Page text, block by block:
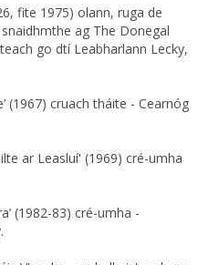
fite 1975) olann, ruga de
ag The Donegal
go dtí Leabharlann Lecky,
(1967) cruach tháite - Cearnóg
ar Leasluí' (1969) cré-umha
(1982-83) cré-umha -